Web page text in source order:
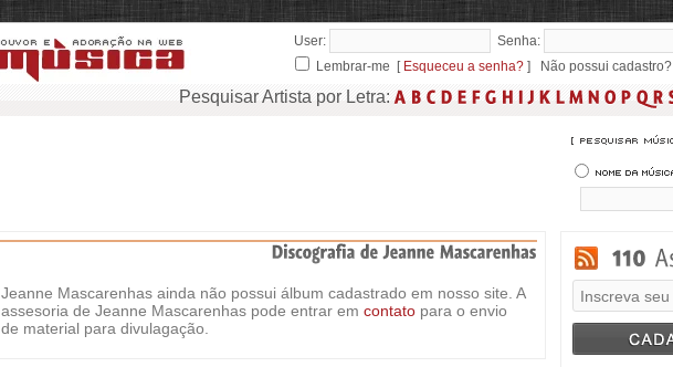
User:
Senha:
Lembrar-me [ Esqueceu a senha? ] Não possui cadastro?
Pesquisar Artista por Letra:
Jeanne Mascarenhas ainda não possui álbum cadastrado em nosso site. A
assesoria de Jeanne Mascarenhas pode entrar em contato para o envio
de material para divulagação.